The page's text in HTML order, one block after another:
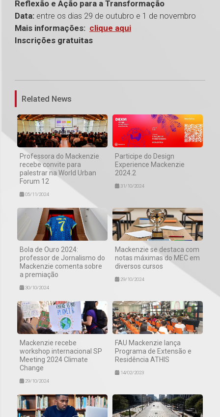
Reflexão e Ação para a Transformação
Data: entre os dias 29 de outubro e 1 de novembro
Mais informações: clique aqui
Inscrições gratuitas
Related News
Professora do Mackenzie
recebe convite para
palestrar na World Urban
Forum 12
05/11/2024
Participe do Design
Experience Mackenzie
2024.2
31/10/2024
Bola de Ouro 2024:
professor de Jornalismo do
Mackenzie comenta sobre
a premiação
30/10/2024
Mackenzie se destaca com
notas máximas do MEC em
diversos cursos
29/10/2024
Mackenzie recebe
workshop internacional SP
Meeting 2024 Climate
Change
29/10/2024
FAU Mackenzie lança
Programa de Extensão e
Residência ATHIS
14/02/2023